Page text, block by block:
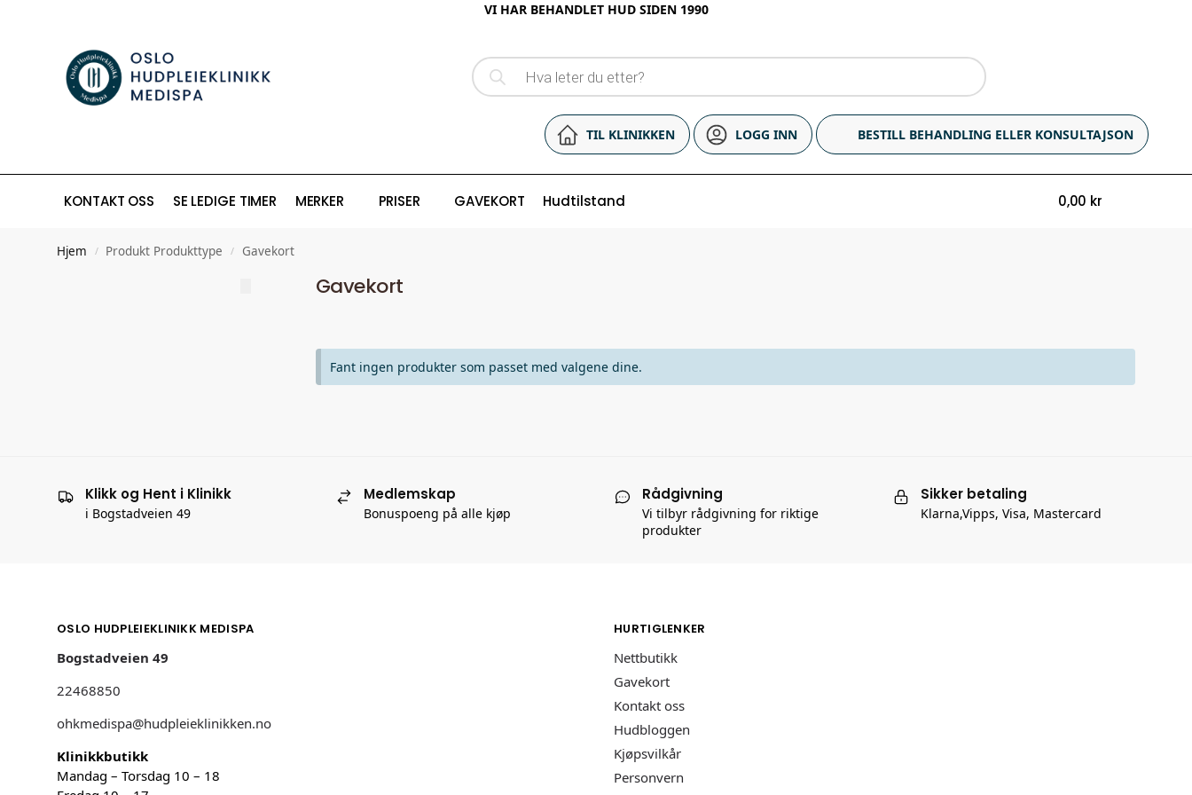
VI HAR BEHANDLET HUD SIDEN 1990
TIL KLINIKKEN LOGG INN BESTILL BEHANDLING ELLER KONSULTAJSON
KONTAKT OSS SE LEDIGE TIMER MERKER PRISER GAVEKORT Hudtilstand 0,00 kr
Hjem / Produkt Produkttype / Gavekort
Gavekort
Fant ingen produkter som passet med valgene dine.
Klikk og Hent i Klinikk
i Bogstadveien 49
Medlemskap
Bonuspoeng på alle kjøp
Rådgivning
Vi tilbyr rådgivning for riktige
produkter
Sikker betaling
Klarna,Vipps, Visa, Mastercard
OSLO HUDPLEIEKLINIKK MEDISPA
Bogstadveien 49
22468850
ohkmedispa@hudpleieklinikken.no
Klinikkbutikk
Mandag – Torsdag 10 – 18
HURTIGLENKER
Nettbutikk
Gavekort
Kontakt oss
Hudbloggen
Kjøpsvilkår
Personvern